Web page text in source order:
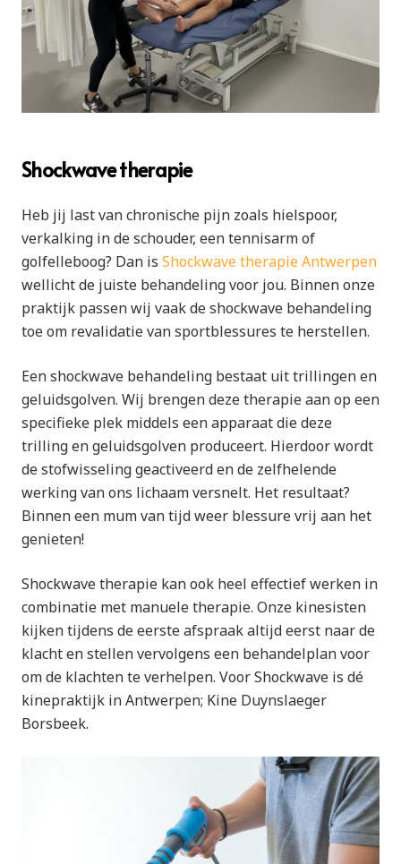
Shockwave therapie
Heb jij last van chronische pijn zoals hielspoor,
verkalking in de schouder, een tennisarm of
golfelleboog? Dan is Shockwave therapie Antwerpen
wellicht de juiste behandeling voor jou. Binnen onze
praktijk passen wij vaak de shockwave behandeling
toe om revalidatie van sportblessures te herstellen.
Een shockwave behandeling bestaat uit trillingen en
geluidsgolven. Wij brengen deze therapie aan op een
specifieke plek middels een apparaat die deze
trilling en geluidsgolven produceert. Hierdoor wordt
de stofwisseling geactiveerd en de zelfhelende
werking van ons lichaam versnelt. Het resultaat?
Binnen een mum van tijd weer blessure vrij aan het
genieten!
Shockwave therapie kan ook heel effectief werken in
combinatie met manuele therapie. Onze kinesisten
kijken tijdens de eerste afspraak altijd eerst naar de
klacht en stellen vervolgens een behandelplan voor
om de klachten te verhelpen. Voor Shockwave is dé
kinepraktijk in Antwerpen; Kine Duynslaeger
Borsbeek.